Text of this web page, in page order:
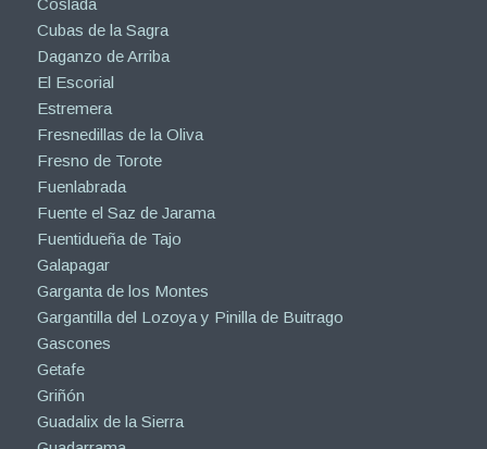
Cubas de la Sagra
Daganzo de Arriba
El Escorial
Estremera
Fresnedillas de la Oliva
Fresno de Torote
Fuenlabrada
Fuente el Saz de Jarama
Fuentidueña de Tajo
Galapagar
Garganta de los Montes
Gargantilla del Lozoya y Pinilla de Buitrago
Gascones
Getafe
Griñón
Guadalix de la Sierra